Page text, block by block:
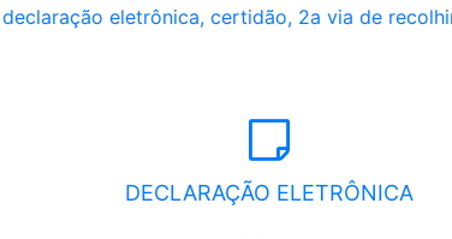
eletrônica, certidão, 2a via de
DECLARAÇÃO ELETRÔNICA